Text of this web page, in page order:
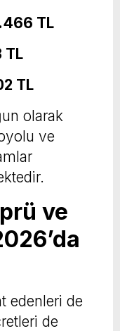
TL
TL
TL
olarak
ve
ve
edenleri de
de